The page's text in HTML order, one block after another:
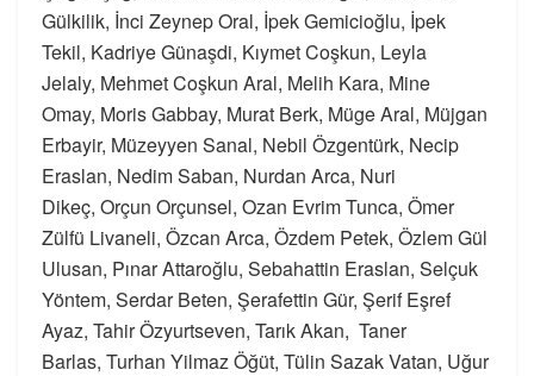
Gülkilik, İnci Zeynep Oral, İpek Gemicioğlu, İpek
Tekil, Kadriye Günaşdi, Kıymet Coşkun, Leyla
Jelaly, Mehmet Coşkun Aral, Melih Kara, Mine
Omay, Moris Gabbay, Murat Berk, Müge Aral, Müjgan
Erbayir, Müzeyyen Sanal, Nebil Özgentürk, Necip
Eraslan, Nedim Saban, Nurdan Arca, Nuri
Dikeç, Orçun Orçunsel, Ozan Evrim Tunca, Ömer
Zülfü Livaneli, Özcan Arca, Özdem Petek, Özlem Gül
Ulusan, Pınar Attaroğlu, Sebahattin Eraslan, Selçuk
Yöntem, Serdar Beten, Şerafettin Gür, Şerif Eşref
Ayaz, Tahir Özyurtseven, Tarık Akan, Taner
Barlas, Turhan Yilmaz Öğüt, Tülin Sazak Vatan, Uğur